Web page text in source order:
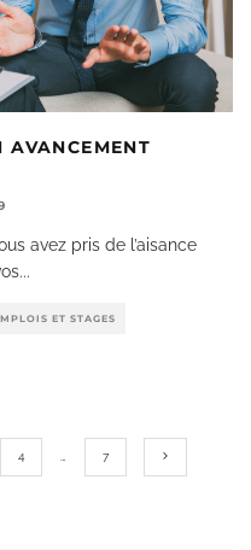
AVANCEMENT
avez pris de l’aisance
...
ET STAGES
4 … 7